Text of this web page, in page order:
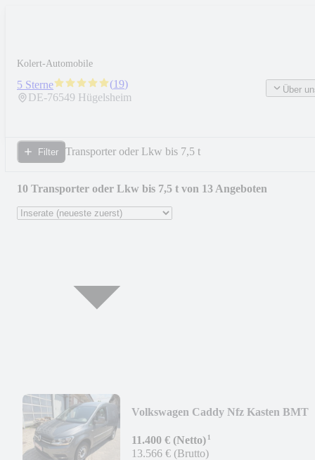
Kolert-Automobile
5 Sterne (19)
DE-76549 Hügelsheim
Über
Filter Transporter oder Lkw bis 7,5 t
10 Transporter oder Lkw bis 7,5 t von 13 Angeboten
Volkswagen Caddy Nfz Kasten BMT
11.400 € (Netto)¹
13.566 € (Brutto)